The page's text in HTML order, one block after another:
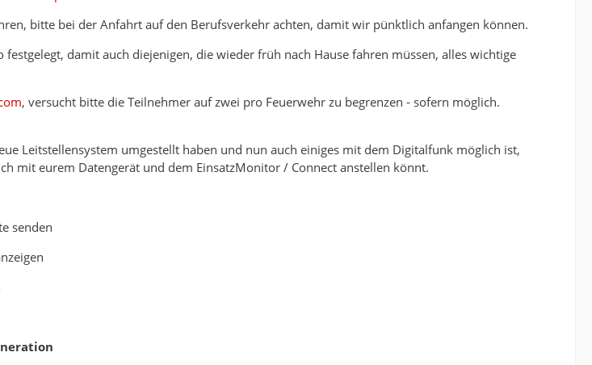
bitte bei der Anfahrt auf den Berufsverkehr achten, damit wir pünktlich anfangen können.
damit auch diejenigen, die wieder früh nach Hause fahren müssen, alles wichtige
, versucht bitte die Teilnehmer auf zwei pro Feuerwehr zu begrenzen - sofern möglich.
Leitstellensystem umgestellt haben und nun auch einiges mit dem Digitalfunk möglich ist,
mit eurem Datengerät und dem EinsatzMonitor / Connect anstellen könnt.
senden